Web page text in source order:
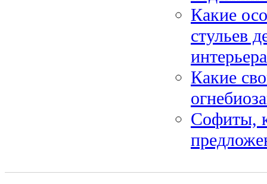
Какие
стульев
интерьера
Какие
Софиты,